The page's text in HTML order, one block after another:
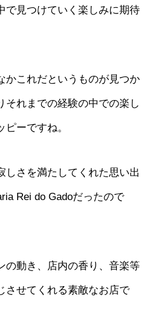
で見つけていく楽しみに期待
かこれだというものが見つか
それまでの経験の中での楽し
ーですね。
しさを満たしてくれた思い出
Rei do Gadoだったので
の動き、店内の香り、音楽等
させてくれる素敵なお店で